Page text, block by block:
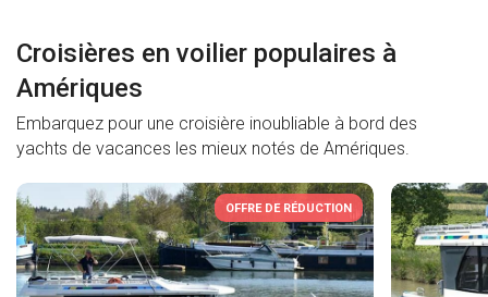
Croisières en voilier populaires à
Amériques
Embarquez pour une croisière inoubliable à bord des
yachts de vacances les mieux notés de Amériques.
OFFRE DE RÉDUCTION